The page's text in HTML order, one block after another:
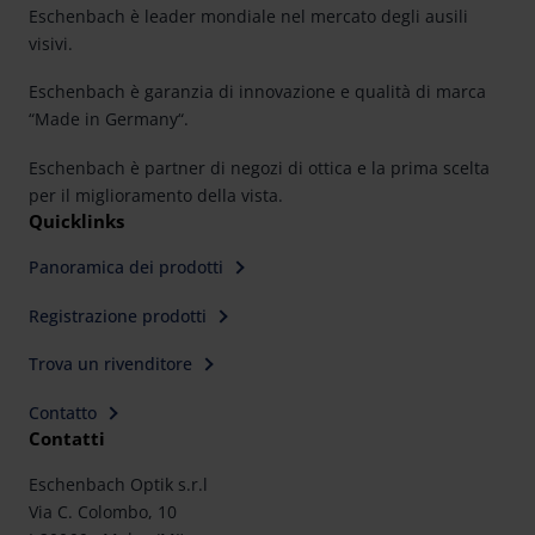
Eschenbach è leader mondiale nel mercato degli ausili
visivi.
Eschenbach è garanzia di innovazione e qualità di marca
“Made in Germany“.
Eschenbach è partner di negozi di ottica e la prima scelta
per il miglioramento della vista.
Quicklinks
Panoramica dei prodotti
Registrazione prodotti
Trova un rivenditore
Contatto
Contatti
Eschenbach Optik s.r.l
Via C. Colombo, 10